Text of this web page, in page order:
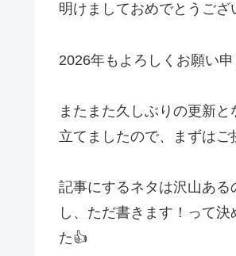
明けましておめでとうござ
2026年もよろしくお願い申
またまた久しぶりの更新
立てましたので、まずはご
記事にするネタは沢山あ
し、ただ書きます！って
た👍